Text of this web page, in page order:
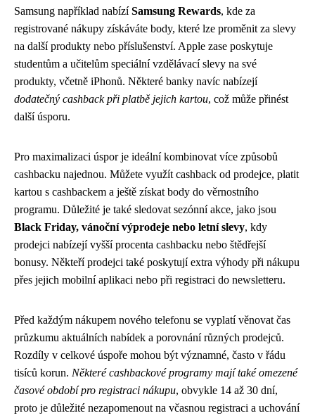
Samsung například nabízíSamsung Rewards, kde za
registrované nákupy získáváte body, které lze proměnit za slevy
na další produkty nebo příslušenství. Apple zase poskytuje
studentům a učitelům speciální vzdělávací slevy na své
produkty, včetně iPhonů. Některé banky navíc nabízejí
dodatečný cashback při platbě jejich kartou, což může přinést
další úsporu.
Pro maximalizaci úspor je ideální kombinovat více způsobů
cashbacku najednou. Můžete využít cashback od prodejce, platit
kartou s cashbackem a ještě získat body do věrnostního
programu. Důležité je také sledovat sezónní akce, jako jsou
Black Friday, vánoční výprodeje nebo letní slevy, kdy
prodejci nabízejí vyšší procenta cashbacku nebo štědřejší
bonusy. Někteří prodejci také poskytují extra výhody při nákupu
přes jejich mobilní aplikaci nebo při registraci do newsletteru.
Před každým nákupem nového telefonu se vyplatí věnovat čas
průzkumu aktuálních nabídek a porovnání různých prodejců.
Rozdíly v celkové úspoře mohou být významné, často v řádu
tisíců korun. Některé cashbackové programy mají také omezené
časové období pro registraci nákupu, obvykle 14 až 30 dní,
proto je důležité nezapomenout na včasnou registraci a uchování